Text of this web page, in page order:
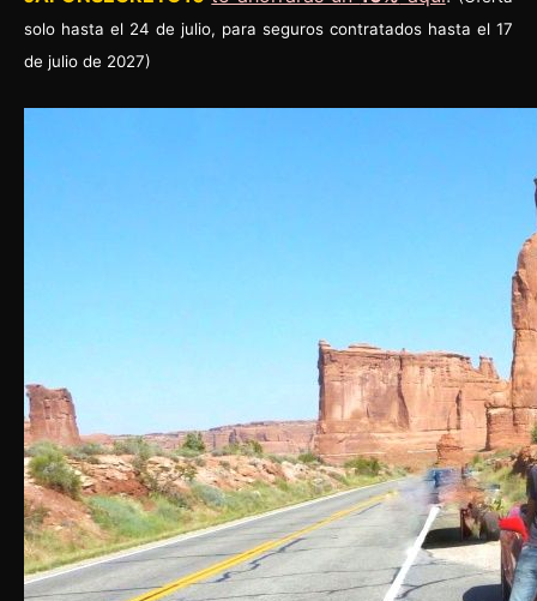
solo hasta el 24 de julio, para seguros contratados hasta el 17
de julio de 2027)